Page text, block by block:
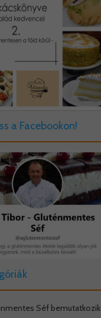
a Facebookon!
Séf bemutatkozik